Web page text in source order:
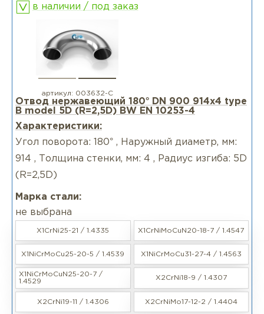
в наличии / под заказ
артикул: 003632-С
Отвод нержавеющий 180° DN 900 914x4 type
B model 5D (R=2,5D) BW EN 10253-4
Характеристики:
Угол поворота: 180° , Наружный диаметр, мм:
914 , Толщина стенки, мм: 4 , Радиус изгиба: 5D
(R=2,5D)
Марка стали:
не выбрана
X1CrNi25-21 / 1.4335 X1CrNiMoCuN20-18-7 / 1.4547
X1NiCrMoCu25-20-5 / 1.4539 X1NiCrMoCu31-27-4 / 1.4563
X1NiCrMoCuN25-20-7 /
1.4529
X2CrNi18-9 / 1.4307
X2CrNi19-11 / 1.4306 X2CrNiMo17-12-2 / 1.4404